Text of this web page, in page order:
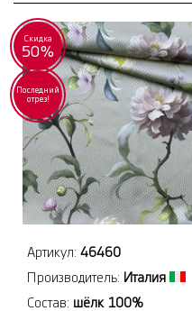
Скидка
50%
Последний
отрез!
Артикул: 46460
Производитель: Италия
Состав: шёлк 100%